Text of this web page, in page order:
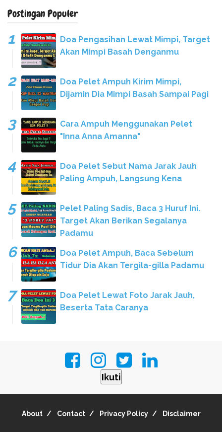
Postingan Populer
Doa Pengasihan Lewat Mimpi, Target
Akan Mimpi Basah Denganmu
Doa Pelet Ampuh Kirim Mimpi,
Dijamin Dia Mimpi Basah Sampai Pagi
Cara Ampuh Menggunakan Pelet
"Inna Anna Amanna"
Doa Pelet Sebut Nama Jarak Jauh
Paling Ampuh, Langsung Kena
Pelet Paling Sadis, Baca 3 Huruf Ini.
Target Akan Berikan Segalanya
Padamu
Doa Pelet Ampuh, Baca Sebelum
Tidur Dia Akan Tergila-gilla Padamu
Doa Pelet Lewat Foto Jarak Jauh,
Beserta Tata Caranya
Ikuti
About Contact Privacy Policy Disclaimer